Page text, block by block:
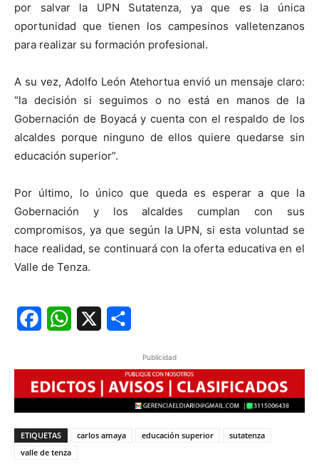
por salvar la UPN Sutatenza, ya que es la única
oportunidad que tienen los campesinos valletenzanos
para realizar su formación profesional.
A su vez, Adolfo León Atehortua envió un mensaje claro:
“la decisión si seguimos o no está en manos de la
Gobernación de Boyacá y cuenta con el respaldo de los
alcaldes porque ninguno de ellos quiere quedarse sin
educación superior”.
Por último, lo único que queda es esperar a que la
Gobernación y los alcaldes cumplan con sus
compromisos, ya que según la UPN, si esta voluntad se
hace realidad, se continuará con la oferta educativa en el
Valle de Tenza.
FacebookWhatsApp
Publicidad
ETIQUETAS carlos amaya educación superior
sutatenza
valle de tenza